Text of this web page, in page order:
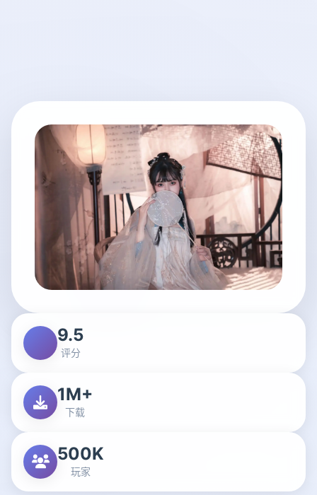
9.5
评分
1M+
下载
500K
玩家